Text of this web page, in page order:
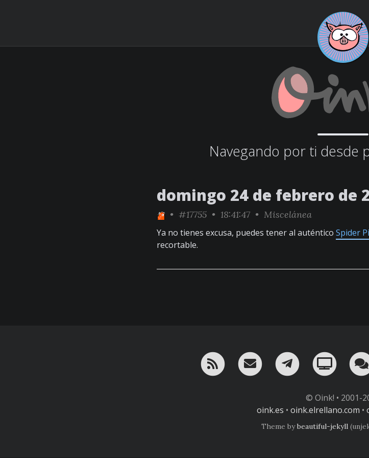
Navegando por ti desde
domingo 24 de febrero de
• #17755 • 18:41:47 • Miscelánea
Ya no tienes excusa, puedes tener al auténtico Spider
recortable.
RSS ¡Mándame un email!
¡NuestroOink!
© Oink! • 2001-
oink.es • oink.elrellano.com •
Theme bybeautiful-jekyll